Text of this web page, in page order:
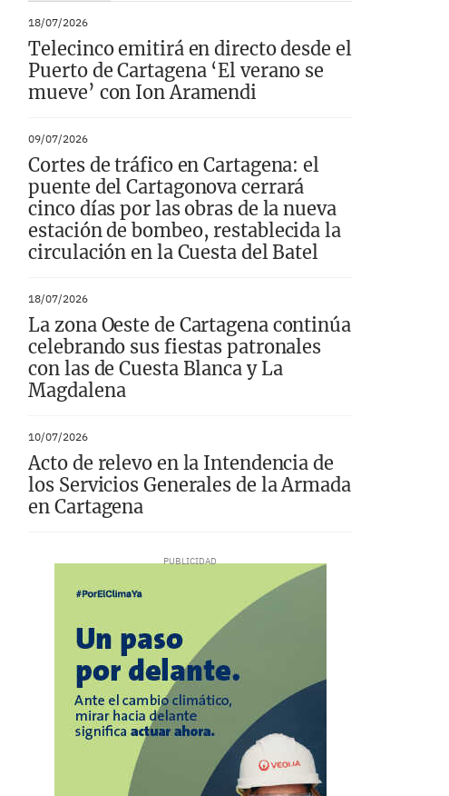
18/07/2026
Telecinco emitirá en directo desde el
Puerto de Cartagena ‘El verano se
mueve’ con Ion Aramendi
09/07/2026
Cortes de tráfico en Cartagena: el
puente del Cartagonova cerrará
cinco días por las obras de la nueva
estación de bombeo, restablecida la
circulación en la Cuesta del Batel
18/07/2026
La zona Oeste de Cartagena continúa
celebrando sus fiestas patronales
con las de Cuesta Blanca y La
Magdalena
10/07/2026
Acto de relevo en la Intendencia de
los Servicios Generales de la Armada
en Cartagena